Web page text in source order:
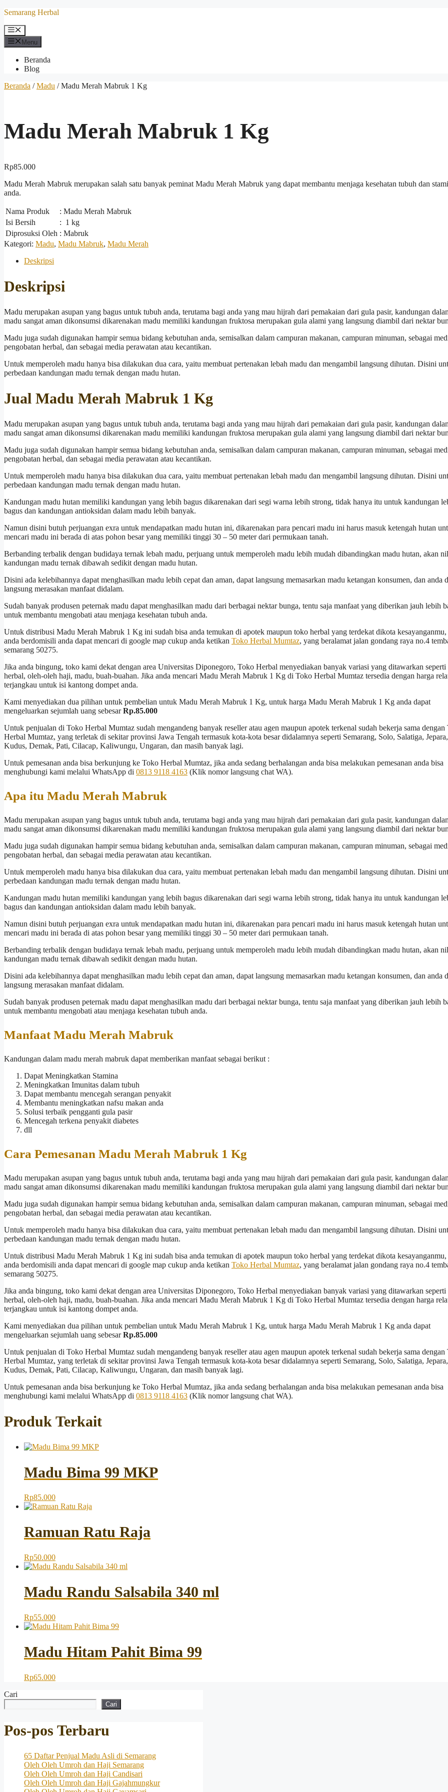
Langsung
isi
Semarang Herbal
Menu
Menu
Beranda
Blog
Beranda /Madu / Madu Merah Mabruk 1 Kg
Madu Merah Mabruk 1 Kg
Rp85.000
Madu Merah Mabruk merupakan salah satu banyak peminat Madu Merah Mabruk yang dapat membantu menjaga kesehatan tubuh dan
anda.
Nama Produk
: Madu Merah Mabruk
Isi Bersih
: 1 kg
Diprosuksi Oleh : Mabruk
Kategori: Madu, Madu Mabruk, Madu Merah
Deskripsi
Deskripsi
Madu merupakan asupan yang bagus untuk tubuh anda, terutama bagi anda yang mau hijrah dari pemakaian dari gula pasir, kandungan
madu sangat aman dikonsumsi dikarenakan madu memiliki kandungan fruktosa merupakan gula alami yang langsung diambil dari nektar
Madu juga sudah digunakan hampir semua bidang kebutuhan anda, semisalkan dalam campuran makanan, campuran minuman, sebagai
pengobatan herbal, dan sebagai media perawatan atau kecantikan.
Untuk memperoleh madu hanya bisa dilakukan dua cara, yaitu membuat pertenakan lebah madu dan mengambil langsung dihutan. Disini
perbedaan kandungan madu ternak dengan madu hutan.
Jual Madu Merah Mabruk 1 Kg
Madu merupakan asupan yang bagus untuk tubuh anda, terutama bagi anda yang mau hijrah dari pemakaian dari gula pasir, kandungan
madu sangat aman dikonsumsi dikarenakan madu memiliki kandungan fruktosa merupakan gula alami yang langsung diambil dari nektar
Madu juga sudah digunakan hampir semua bidang kebutuhan anda, semisalkan dalam campuran makanan, campuran minuman, sebagai
pengobatan herbal, dan sebagai media perawatan atau kecantikan.
Untuk memperoleh madu hanya bisa dilakukan dua cara, yaitu membuat pertenakan lebah madu dan mengambil langsung dihutan. Disini
perbedaan kandungan madu ternak dengan madu hutan.
Kandungan madu hutan memiliki kandungan yang lebih bagus dikarenakan dari segi warna lebih strong, tidak hanya itu untuk kandungan
bagus dan kandungan antioksidan dalam madu lebih banyak.
Namun disini butuh perjuangan exra untuk mendapatkan madu hutan ini, dikarenakan para pencari madu ini harus masuk ketengah hutan
mencari madu ini berada di atas pohon besar yang memiliki tinggi 30 – 50 meter dari permukaan tanah.
Berbanding terbalik dengan budidaya ternak lebah madu, perjuang untuk memperoleh madu lebih mudah dibandingkan madu hutan, akan
kandungan madu ternak dibawah sedikit dengan madu hutan.
Disini ada kelebihannya dapat menghasilkan madu lebih cepat dan aman, dapat langsung memasarkan madu ketangan konsumen, dan anda
langsung merasakan manfaat didalam.
Sudah banyak produsen peternak madu dapat menghasilkan madu dari berbagai nektar bunga, tentu saja manfaat yang diberikan jauh lebih
untuk membantu mengobati atau menjaga kesehatan tubuh anda.
Untuk distribusi Madu Merah Mabruk 1 Kg ini sudah bisa anda temukan di apotek maupun toko herbal yang terdekat dikota
anda berdomisili anda dapat mencari di google map cukup anda ketikan Toko Herbal Mumtaz, yang beralamat jalan gondang raya no.4
semarang 50275.
Jika anda bingung, toko kami dekat dengan area Universitas Diponegoro, Toko Herbal menyediakan banyak variasi yang ditawarkan seperti
herbal, oleh-oleh haji, madu, buah-buahan. Jika anda mencari Madu Merah Mabruk 1 Kg di Toko Herbal Mumtaz tersedia dengan harga
terjangkau untuk isi kantong dompet anda.
Kami menyediakan dua pilihan untuk pembelian untuk Madu Merah Mabruk 1 Kg, untuk harga Madu Merah Mabruk 1 Kg anda dapat
mengeluarkan sejumlah uang sebesarRp.85.000
Untuk penjualan di Toko Herbal Mumtaz sudah mengandeng banyak reseller atau agen maupun apotek terkenal sudah bekerja sama dengan
Herbal Mumtaz, yang terletak di sekitar provinsi Jawa Tengah termasuk kota-kota besar didalamnya seperti Semarang, Solo, Salatiga, Jepara,
Kudus, Demak, Pati, Cilacap, Kaliwungu, Ungaran, dan masih banyak lagi.
Untuk pemesanan anda bisa berkunjung ke Toko Herbal Mumtaz, jika anda sedang berhalangan anda bisa melakukan pemesanan anda bisa
menghubungi kami melalui WhatsApp di 0813 9118 4163 (Klik nomor langsung chat WA).
Apa itu Madu Merah Mabruk
Madu merupakan asupan yang bagus untuk tubuh anda, terutama bagi anda yang mau hijrah dari pemakaian dari gula pasir, kandungan
madu sangat aman dikonsumsi dikarenakan madu memiliki kandungan fruktosa merupakan gula alami yang langsung diambil dari nektar
Madu juga sudah digunakan hampir semua bidang kebutuhan anda, semisalkan dalam campuran makanan, campuran minuman, sebagai
pengobatan herbal, dan sebagai media perawatan atau kecantikan.
Untuk memperoleh madu hanya bisa dilakukan dua cara, yaitu membuat pertenakan lebah madu dan mengambil langsung dihutan. Disini
perbedaan kandungan madu ternak dengan madu hutan.
Kandungan madu hutan memiliki kandungan yang lebih bagus dikarenakan dari segi warna lebih strong, tidak hanya itu untuk kandungan
bagus dan kandungan antioksidan dalam madu lebih banyak.
Namun disini butuh perjuangan exra untuk mendapatkan madu hutan ini, dikarenakan para pencari madu ini harus masuk ketengah hutan
mencari madu ini berada di atas pohon besar yang memiliki tinggi 30 – 50 meter dari permukaan tanah.
Berbanding terbalik dengan budidaya ternak lebah madu, perjuang untuk memperoleh madu lebih mudah dibandingkan madu hutan, akan
kandungan madu ternak dibawah sedikit dengan madu hutan.
Disini ada kelebihannya dapat menghasilkan madu lebih cepat dan aman, dapat langsung memasarkan madu ketangan konsumen, dan anda
langsung merasakan manfaat didalam.
Sudah banyak produsen peternak madu dapat menghasilkan madu dari berbagai nektar bunga, tentu saja manfaat yang diberikan jauh lebih
untuk membantu mengobati atau menjaga kesehatan tubuh anda.
Manfaat Madu Merah Mabruk
Kandungan dalam madu merah mabruk dapat memberikan manfaat sebagai berikut :
Dapat Meningkatkan Stamina
Meningkatkan Imunitas dalam tubuh
Dapat membantu mencegah serangan penyakit
Membantu meningkatkan nafsu makan anda
Solusi terbaik pengganti gula pasir
Mencegah terkena penyakit diabetes
dll
Cara Pemesanan Madu Merah Mabruk 1 Kg
Madu merupakan asupan yang bagus untuk tubuh anda, terutama bagi anda yang mau hijrah dari pemakaian dari gula pasir, kandungan
madu sangat aman dikonsumsi dikarenakan madu memiliki kandungan fruktosa merupakan gula alami yang langsung diambil dari nektar
Madu juga sudah digunakan hampir semua bidang kebutuhan anda, semisalkan dalam campuran makanan, campuran minuman, sebagai
pengobatan herbal, dan sebagai media perawatan atau kecantikan.
Untuk memperoleh madu hanya bisa dilakukan dua cara, yaitu membuat pertenakan lebah madu dan mengambil langsung dihutan. Disini
perbedaan kandungan madu ternak dengan madu hutan.
Untuk distribusi Madu Merah Mabruk 1 Kg ini sudah bisa anda temukan di apotek maupun toko herbal yang terdekat dikota
anda berdomisili anda dapat mencari di google map cukup anda ketikan Toko Herbal Mumtaz, yang beralamat jalan gondang raya no.4
semarang 50275.
Jika anda bingung, toko kami dekat dengan area Universitas Diponegoro, Toko Herbal menyediakan banyak variasi yang ditawarkan seperti
herbal, oleh-oleh haji, madu, buah-buahan. Jika anda mencari Madu Merah Mabruk 1 Kg di Toko Herbal Mumtaz tersedia dengan harga
terjangkau untuk isi kantong dompet anda.
Kami menyediakan dua pilihan untuk pembelian untuk Madu Merah Mabruk 1 Kg, untuk harga Madu Merah Mabruk 1 Kg anda dapat
mengeluarkan sejumlah uang sebesarRp.85.000
Untuk penjualan di Toko Herbal Mumtaz sudah mengandeng banyak reseller atau agen maupun apotek terkenal sudah bekerja sama dengan
Herbal Mumtaz, yang terletak di sekitar provinsi Jawa Tengah termasuk kota-kota besar didalamnya seperti Semarang, Solo, Salatiga, Jepara,
Kudus, Demak, Pati, Cilacap, Kaliwungu, Ungaran, dan masih banyak lagi.
Untuk pemesanan anda bisa berkunjung ke Toko Herbal Mumtaz, jika anda sedang berhalangan anda bisa melakukan pemesanan anda bisa
menghubungi kami melalui WhatsApp di 0813 9118 4163 (Klik nomor langsung chat WA).
Produk Terkait
Madu Bima 99 MKP
Rp85.000
Ramuan Ratu Raja
Rp50.000
Madu Randu Salsabila 340 ml
Rp55.000
Madu Hitam Pahit Bima 99
Rp65.000
Cari
Cari
Pos-pos Terbaru
65 Daftar Penjual Madu Asli di Semarang
Oleh Oleh Umroh dan Haji Semarang
Oleh Oleh Umroh dan Haji Candisari
Oleh Oleh Umroh dan Haji Gajahmungkur